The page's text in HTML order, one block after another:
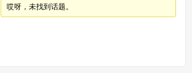
哎呀，未找到话题。